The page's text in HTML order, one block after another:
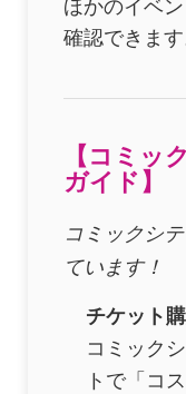
ほかのイベ
確認できます
【コミッ
ガイド】
コミックシ
ています！
チケット
コミック
トで「コ